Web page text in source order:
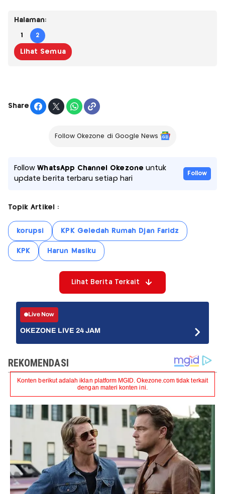
Halaman:
1 2
Lihat Semua
Share
Follow Okezone di Google News
FollowWhatsApp Channel Okezone untuk
update berita terbaru setiap hari
Follow
Topik Artikel :
korupsi KPK Geledah Rumah Djan Faridz
KPK Harun Masiku
Lihat Berita Terkait
Live Now
OKEZONE LIVE 24 JAM